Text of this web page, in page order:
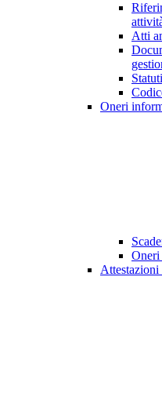
Atti
Oneri
Oneri